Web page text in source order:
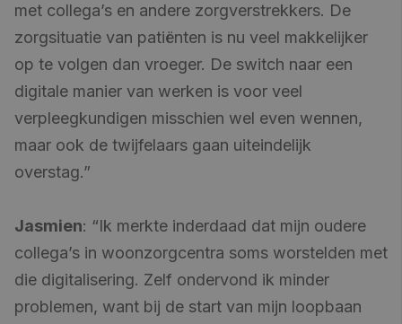
met collega’s en andere zorgverstrekkers. De
zorgsituatie van patiënten is nu veel makkelijker
op te volgen dan vroeger. De switch naar een
digitale manier van werken is voor veel
verpleegkundigen misschien wel even wennen,
maar ook de twijfelaars gaan uiteindelijk
overstag.”
Jasmien: “Ik merkte inderdaad dat mijn oudere
collega’s in woonzorgcentra soms worstelden met
die digitalisering. Zelf ondervond ik minder
problemen, want bij de start van mijn loopbaan